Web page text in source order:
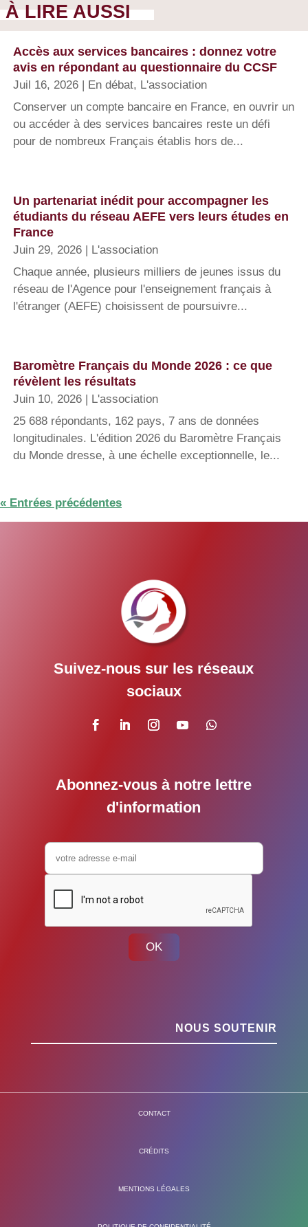
À LIRE AUSSI
Accès aux services bancaires : donnez votre
avis en répondant au questionnaire du CCSF
Juil 16, 2026 En débat, L'association
Conserver un compte bancaire en France, en ouvrir un
ou accéder à des services bancaires reste un défi
pour de nombreux Français établis hors de...
Un partenariat inédit pour accompagner les
étudiants du réseau AEFE vers leurs études en
France
Juin 29, 2026
L'association
Chaque année, plusieurs milliers de jeunes issus du
réseau de l'Agence pour l'enseignement français à
l'étranger (AEFE) choisissent de poursuivre...
Baromètre Français du Monde 2026 : ce que
révèlent les résultats
Juin 10, 2026
L'association
25 688 répondants, 162 pays, 7 ans de données
longitudinales. L'édition 2026 du Baromètre Français
du Monde dresse, à une échelle exceptionnelle, le...
« Entrées précédentes
Suivez-nous sur les réseaux
sociaux
Abonnez-vous à notre lettre
d'information
OK
NOUS SOUTENIR
CONTACT
CRÉDITS
MENTIONS LÉGALES